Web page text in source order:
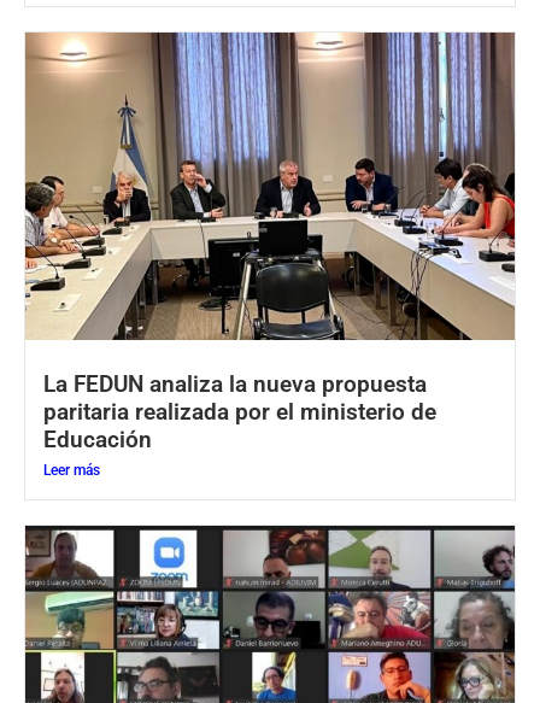
La FEDUN analiza la nueva propuesta
paritaria realizada por el ministerio de
Educación
Leer más